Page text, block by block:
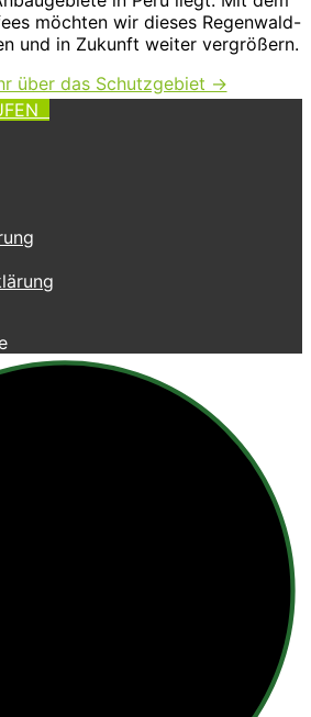
möchten wir dieses Regenwald-
und in Zukunft weiter vergrößern.
über das Schutzgebiet →